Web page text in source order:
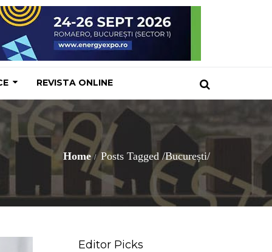
REVISTA ONLINE
Home Posts Tagged /București/
Editor Picks